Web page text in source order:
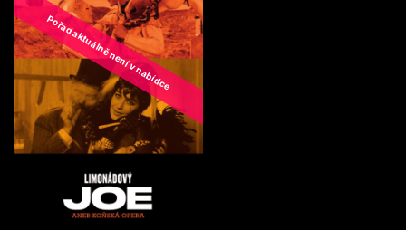
Pořad aktuálně není v nabídce